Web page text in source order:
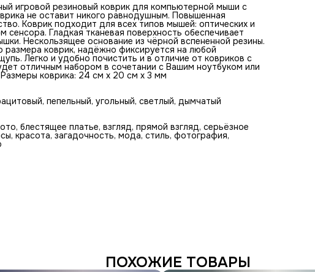
игровой резиновый коврик для компьютерной мыши с
не оставит никого равнодушным. Повышенная
Коврик подходит для всех типов мышей: оптических и
Гладкая тканевая поверхность обеспечивает
Нескользящее основание из чёрной вспененной резины.
размера коврик, надёжно фиксируется на любой
Легко и удобно почистить и в отличие от ковриков с
отличным набором в сочетании с Вашим ноутбуком или
коврика: 24 см x 20 см x 3 мм
пепельный, угольный, светлый, дымчатый
блестящее платье, взгляд, прямой взгляд, серьёзное
красота, загадочность, мода, стиль, фотография,
ПОХОЖИЕ ТОВАРЫ